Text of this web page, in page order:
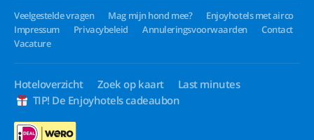
Veelgestelde vragen Mag mijn hond mee?
Enjoyhotels met airco
Impressum
Privacybeleid Annuleringsvoorwaarden
Contact
Vacature
Hoteloverzicht Zoek op kaart
Last minutes
TIP! De Enjoyhotels cadeaubon